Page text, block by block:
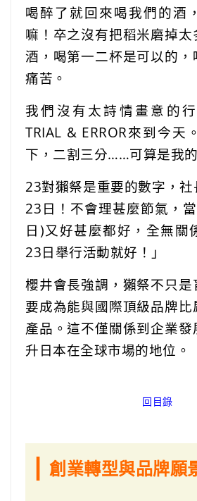
喝醉了就回來喝我們的酒
嘛！卒之沒有把稻米磨掉
酒，喝第一二杯是可以的，
痛苦。
我們沒有太詩情畫意的
TRIAL & ERROR來到今天
下，二割三分……可算是我的
23對獺祭是重要的數字，
23日！不會理甚麼節氣，
日)又好甚麼都好，全無關
23日舉行活動就好！」
櫻井會長強調，獺祭不只是
要成為能與國際頂級品牌
產品。這不僅關係到企業
升日本在全球市場的地位。
回目錄
| 創業轉型與品牌願